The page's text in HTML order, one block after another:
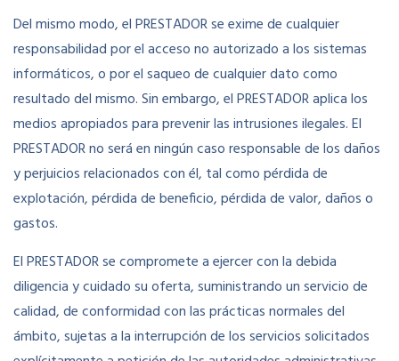
Del mismo modo, el PRESTADOR se exime de cualquier
responsabilidad por el acceso no autorizado a los sistemas
informáticos, o por el saqueo de cualquier dato como
resultado del mismo. Sin embargo, el PRESTADOR aplica los
medios apropiados para prevenir las intrusiones ilegales. El
PRESTADOR no será en ningún caso responsable de los daños
y perjuicios relacionados con él, tal como pérdida de
explotación, pérdida de beneficio, pérdida de valor, daños o
gastos.
El PRESTADOR se compromete a ejercer con la debida
diligencia y cuidado su oferta, suministrando un servicio de
calidad, de conformidad con las prácticas normales del
ámbito, sujetas a la interrupción de los servicios solicitados